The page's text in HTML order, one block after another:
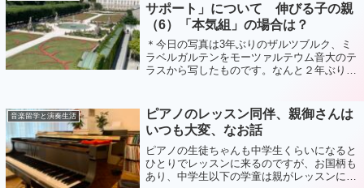
サポート」について 伸びる子の親
（6）「本気組」の場合は？
＊今日の写真は3年ぶりのザルツブルク、ミ
ラベルガルテンをモーツァルテウム音大のテ
ラスから写したものです。なんと２年ぶりの
が、やや、「普通のお稽古におけるケース」
を...
音楽留学と演奏生活
ピアノのレッスン同伴、親御さんは
いつも大変、なお話
ピアノの生徒ちゃんも中学生くらいになると
ひとりでレッスンに来るのですが、お国柄も
あり、中学生以下の学童は親がレッスンに連